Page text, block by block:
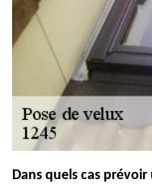
Dans quels cas